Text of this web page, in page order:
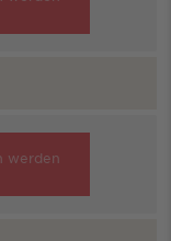
werden